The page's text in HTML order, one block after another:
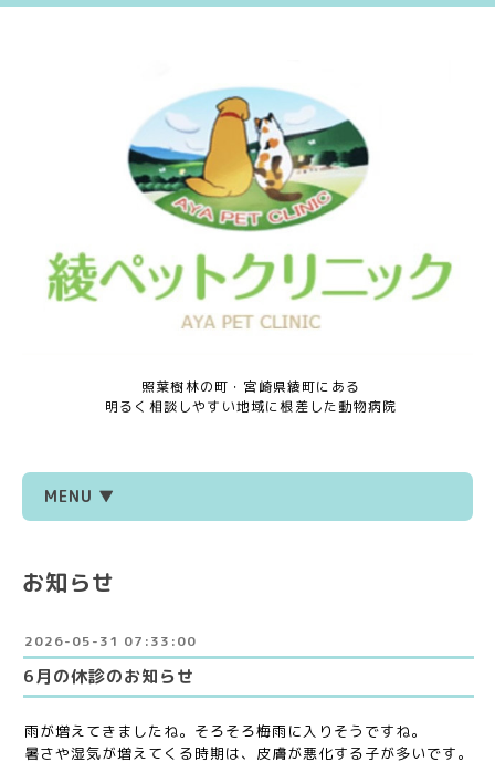
照葉樹林の町・宮崎県綾町にある
明るく相談しやすい地域に根差した動物病院
MENU ▼
お知らせ
2026-05-31 07:33:00
6月の休診のお知らせ
雨が増えてきましたね。そろそろ梅雨に入りそうですね。
暑さや湿気が増えてくる時期は、皮膚が悪化する子が多いです。